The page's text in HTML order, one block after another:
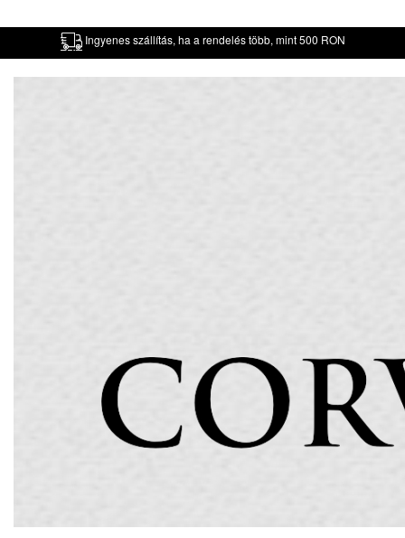
Ingyenes szállítás, ha a rendelés több, mint 500 RON